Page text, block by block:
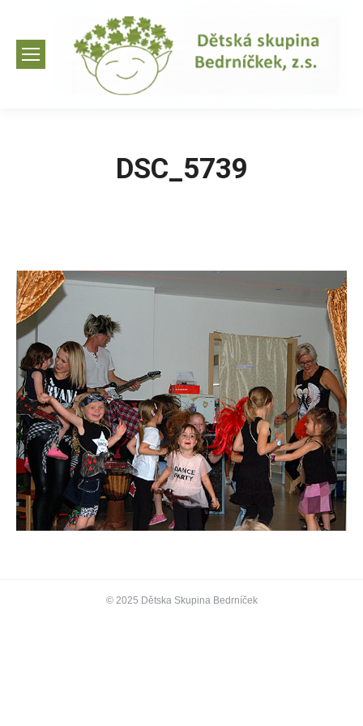
DSC_5739
© 2025 Dětska Skupina Bedrníček